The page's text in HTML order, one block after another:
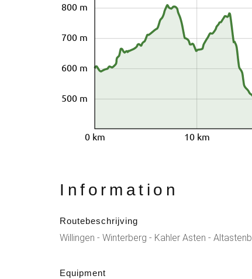
0 km 10 km
500 m
600 m
700 m
800 m
Information
Routebeschrijving
Willingen - Winterberg - Kahler Asten -
Equipment